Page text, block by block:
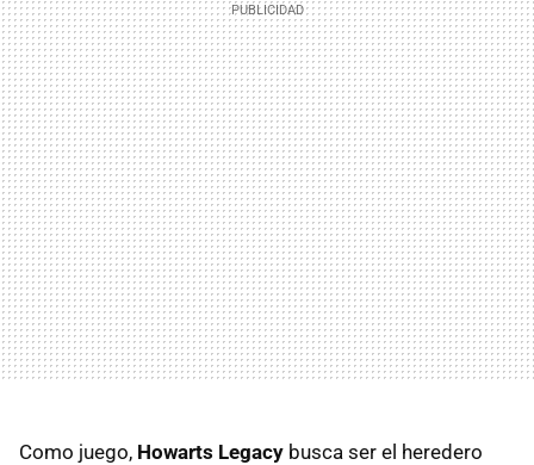
Como juego, Howarts Legacy busca ser el heredero